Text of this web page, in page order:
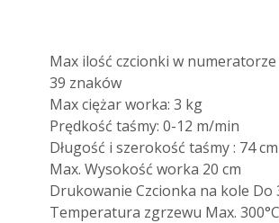
Max ilość czcionki w
39 znaków
Max ciężar worka: 3 kg
Prędkość taśmy: 0-12 m/min
Długość i szerokość taśmy : 74
Max. Wysokość worka 20 cm
Drukowanie Czcionka na kole Do
Temperatura zgrzewu Max. 300°C